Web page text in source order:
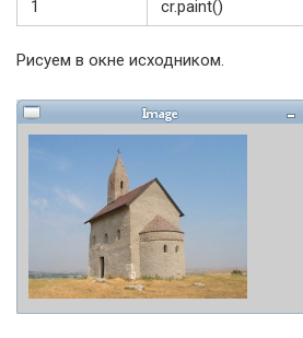
1 cr.paint()
Рисуем в окне исходником.